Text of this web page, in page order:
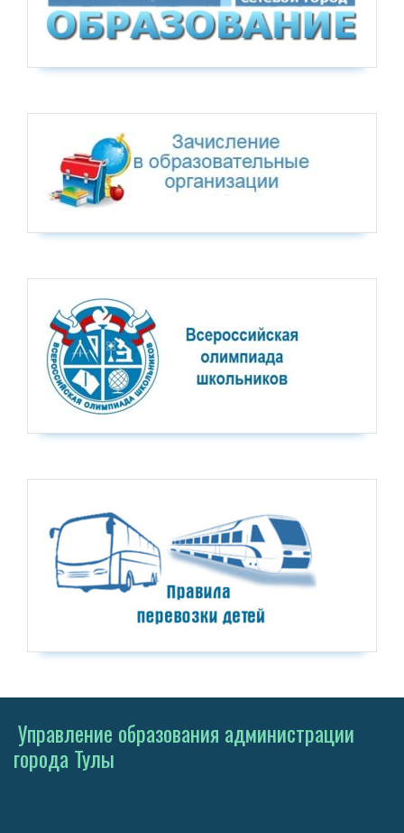
Управление образования администрации
города Тулы